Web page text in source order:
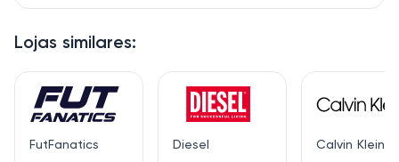
Lojas similares:
FutFanatics Diesel Calvin Klein